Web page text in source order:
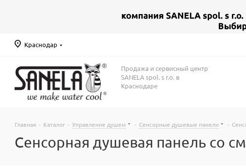
Краснодар
Продажа и сервисный центр
SANELA spol. s r.o. в
Краснодаре
Главная - Каталог - Управление душем - Сенсорные душевые панели -
Сенсорная душевая панель со